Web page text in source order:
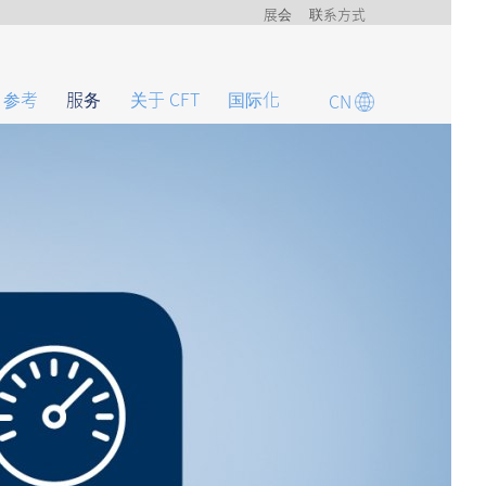
展会 联系方式
参考 服务 关于 CFT 国际化 CN